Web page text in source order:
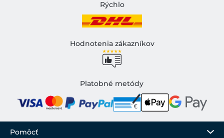
Rýchlo
Hodnotenia zákazníkov
Platobné metódy
Pomôcť